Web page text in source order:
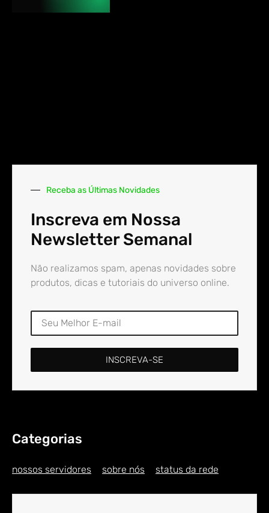
Receba as Últimas Novidades
Inscreva em Nossa
Newsletter Semanal
Não realizamos spam, apenas novidades sobre
produtos, dicas e tutoriais do universo online.
INSCREVA-SE
Categorias
nossos servidores sobre nós status da rede